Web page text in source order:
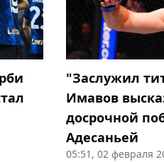
с Евлоевым на
Абу-Даби
Стал известен
лучников из
на Азиатские
"Заслужил
Имавов
досрочной
Адесаньей
05:51, 02 февраля